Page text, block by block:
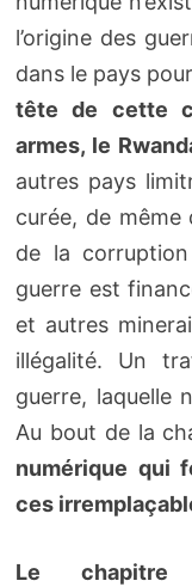
l’origine des
dans le pays
tête de cette
armes, le
autres pays
curée, de même
de la
guerre est
et autres
illégalité. Un
guerre, laquelle
Au bout de la
numérique qui
ces
Le chapitre